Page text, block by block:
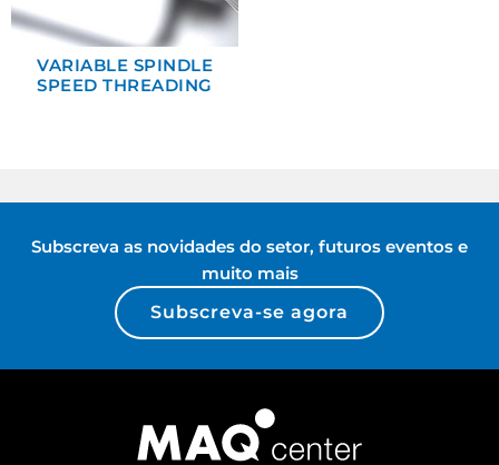
VARIABLE SPINDLE
SPEED THREADING
Subscreva as novidades do setor, futuros eventos e
muito mais
Subscreva-se agora